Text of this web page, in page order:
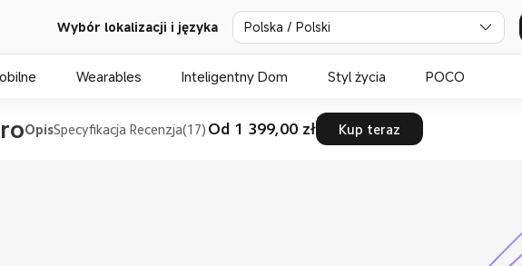
Wybór lokalizacji i języka Polska / Polski
Wearables Inteligentny Dom Styl życia POCO
OpisSpecyfikacja Recenzja(17) Od 1 399,00 zł Kup teraz